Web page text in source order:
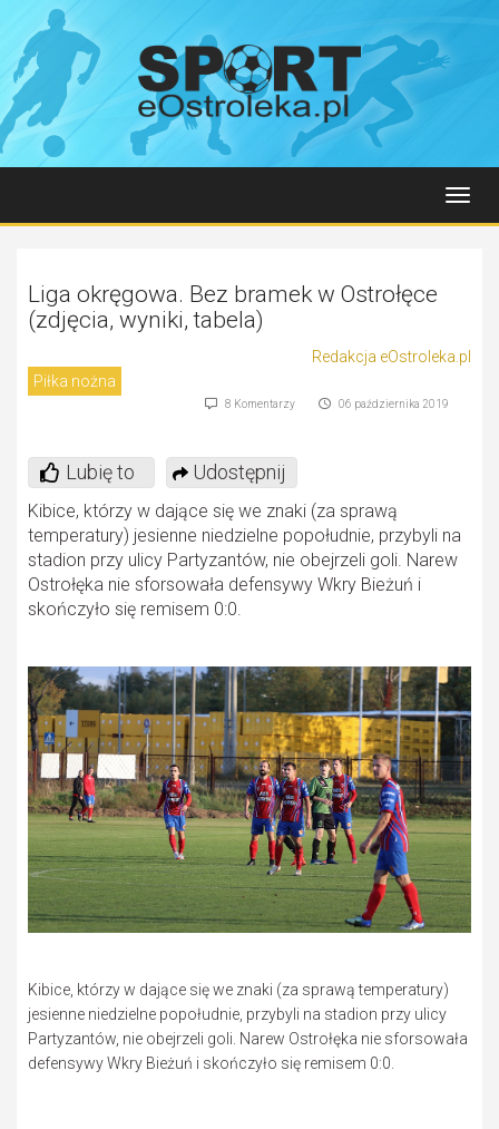
Liga okręgowa. Bez bramek w Ostrołęce
(zdjęcia, wyniki, tabela)
Redakcja eOstroleka.pl
Piłka nożna
06 października 2019
8 Komentarzy
Lubię to Udostępnij
Kibice, którzy w dające się we znaki (za sprawą
temperatury) jesienne niedzielne popołudnie, przybyli na
stadion przy ulicy Partyzantów, nie obejrzeli goli. Narew
Ostrołęka nie sforsowała defensywy Wkry Bieżuń i
skończyło się remisem 0:0.
Kibice, którzy w dające się we znaki (za sprawą temperatury)
jesienne niedzielne popołudnie, przybyli na stadion przy ulicy
Partyzantów, nie obejrzeli goli. Narew Ostrołęka nie sforsowała
defensywy Wkry Bieżuń i skończyło się remisem 0:0.